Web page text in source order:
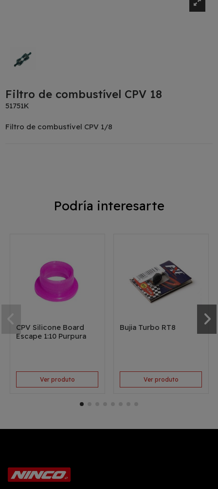
Filtro de combustível CPV 18
51751K
Filtro de combustível CPV 1/8
Podría interesarte
CPV Silicone Board
Escape 1:10 Purpura
Ver produto
Bujia Turbo RT8
Ver produto